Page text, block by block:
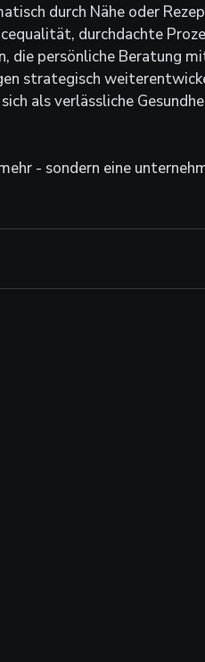
durch Nähe oder
durchdachte
die persönliche Beratung
strategisch
als verlässliche
- sondern eine